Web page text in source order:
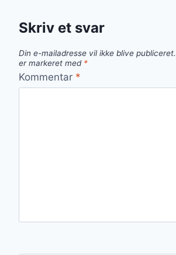
Skriv et svar
Din e-mailadresse vil ikke blive publiceret.
er markeret med *
Kommentar *